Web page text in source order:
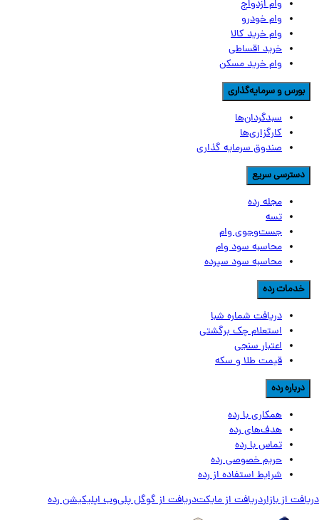
وام ازدواج
وام خودرو
وام خرید کالا
خرید اقساطی
وام خرید مسکن
و سرمایه‌گذاری
سبدگردان‌ها
کارگزاری‌ها
صندوق سرمایه گذاری
سریع
مجله رده
تسه
جست‌وجوی وام
محاسبه سود وام
محاسبه سود سپرده
رده
دریافت شماره شبا
استعلام چک برگشتی
اعتبار سنجی
قیمت طلا و سکه
رده
همکاری با رده
هدف‌های رده
تماس‌ با‌ رده
حریم خصوصی رده
شرایط استفاده از رده
از بازاردریافت از مایکتدریافت از گوگل پلیوب اپلیکیشن رده